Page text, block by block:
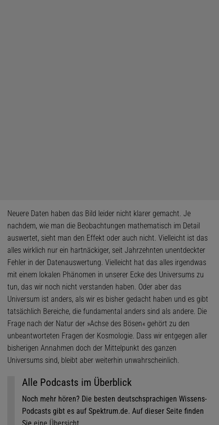
Neuere Daten haben das Bild leider nicht klarer gemacht. Je
nachdem, wie man die Beobachtungen mathematisch im Detail
auswertet, sieht man den Effekt oder auch nicht. Vielleicht ist das
alles wirklich nur ein hartnäckiger, seit Jahrzehnten unentdeckter
Fehler in der Datenauswertung. Vielleicht hat das alles irgendwas
mit einem lokalen Phänomen in unserer Ecke des Universums zu
tun, das wir noch nicht verstanden haben. Oder aber das
Universum ist anders, als wir es bisher gedacht haben und es gibt
tatsächlich Bereiche, die fundamental anders sind als andere. Die
Frage nach der Natur der »Achse des Bösen« gehört zu den
unbeantworteten Fragen der Kosmologie. Dass wir entgegen aller
bisherigen Annahmen doch der Mittelpunkt des ganzen
Universums sind, bleibt aber weiterhin unwahrscheinlich.
Alle Podcasts im Überblick
Noch mehr hören? Die besten deutschsprachigen Wissens-
Podcasts gibt es auf Spektrum.de. Auf dieser Seite finden